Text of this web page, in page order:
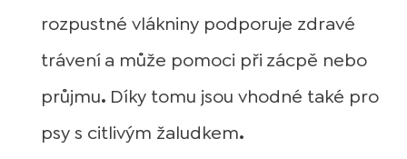
rozpustné vlákniny podporuje zdravé
trávenía může pomoci při zácpě nebo
průjmu. Díky tomu jsou vhodné také pro
psy s citlivým žaludkem.